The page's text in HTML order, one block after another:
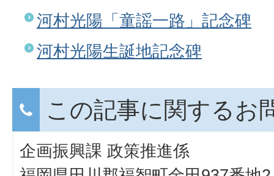
河村光陽「童謡一路」記念碑
河村光陽生誕地記念碑
この記事に関するお
企画振興課 政策推進係